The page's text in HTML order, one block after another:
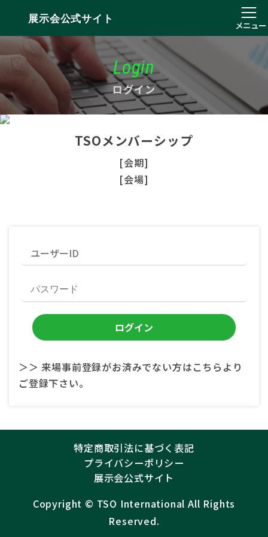
展示会公式サイト
メニュー
Login
ログイン
TSOメンバーシップ
[会期]
[会場]
＞＞ 来場事前登録がお済みでない方はこちらより
ご登録下さい。
特定商取引法に基づく表記
プライバシーポリシー
展示会公式サイト
Copyright ©︎ TSO International All Rights
Reserved.